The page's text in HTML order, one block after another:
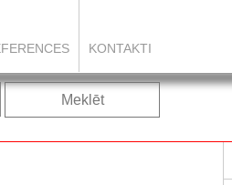
KONTAKTI
Meklēt